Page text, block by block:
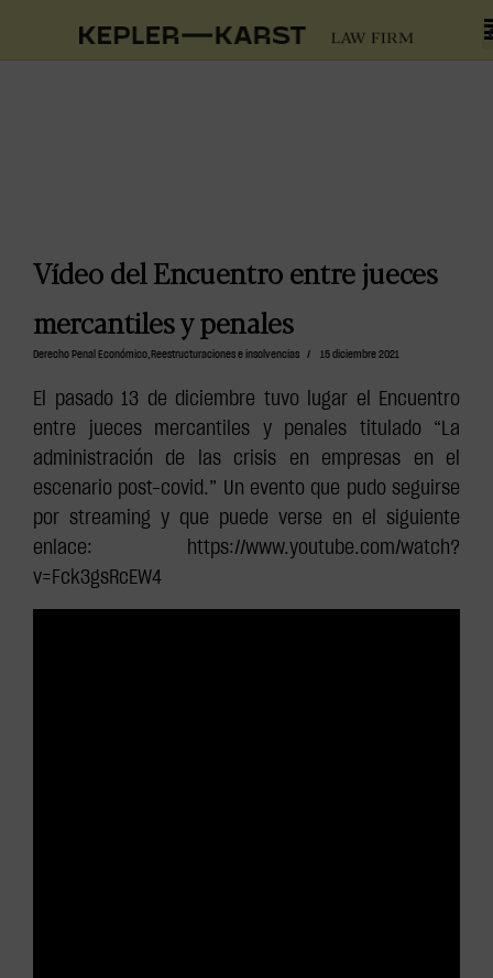
Vídeo del Encuentro entre jueces
mercantiles y penales
Derecho Penal Económico, Reestructuraciones e insolvencias / 15 diciembre 2021
El pasado 13 de diciembre tuvo lugar el Encuentro
entre jueces mercantiles y penales titulado “La
administración de las crisis en empresas en el
escenario post-covid.” Un evento que pudo seguirse
por streaming y que puede verse en el siguiente
enlace: https://www.youtube.com/watch?
v=Fck3gsRcEW4